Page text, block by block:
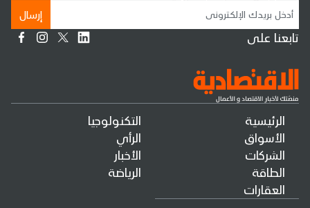
الرئيسية
الأسواق
الشركات
الطاقة
العقارات
التكنولوجيا
الرأي
الأخبار
الرياضة
إرسال
تابعنا على